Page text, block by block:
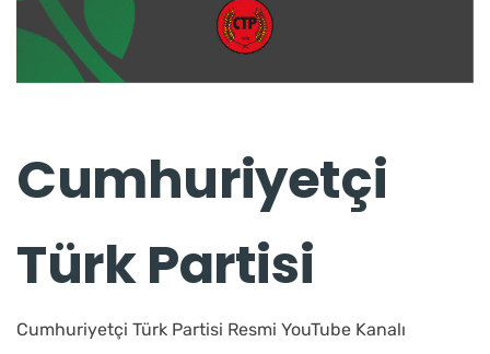
Cumhuriyetçi
Türk Partisi
Cumhuriyetçi Türk Partisi Resmi YouTube Kanalı